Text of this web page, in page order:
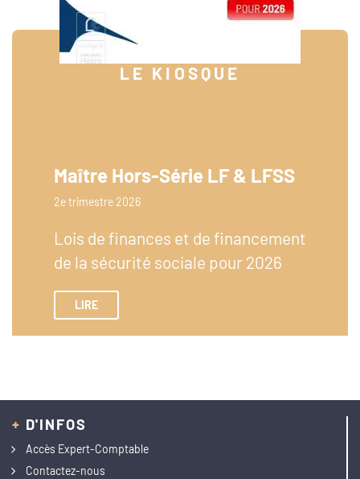
LE KIOSQUE
Maître Hors-Série LF & LFSS
2e trimestre 2026
Lois de finances et de financement
de la sécurité sociale pour 2026
LIRE
+ D'INFOS
Accès Expert-Comptable
Contactez-nous